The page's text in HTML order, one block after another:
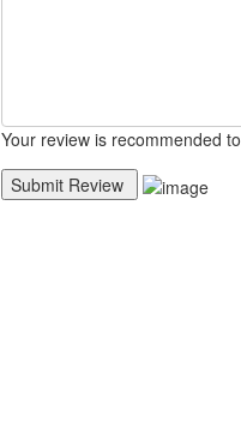
Your review is recommended